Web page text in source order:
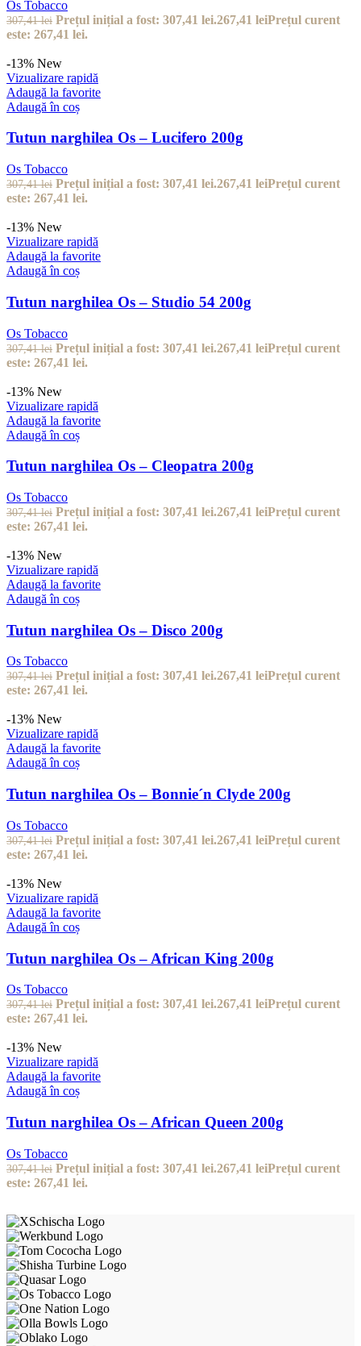
Os Tobacco
307,41lei Prețul inițial a fost: 307,41 lei.267,41 leiPrețul curent
este: 267,41 lei.
-13% New
Vizualizare rapidă
Adaugă la favorite
Adaugă în coș
Tutun narghilea Os – Lucifero 200g
Os Tobacco
307,41lei Prețul inițial a fost: 307,41 lei.267,41 leiPrețul curent
este: 267,41 lei.
-13% New
Vizualizare rapidă
Adaugă la favorite
Adaugă în coș
Tutun narghilea Os – Studio 54 200g
Os Tobacco
307,41lei Prețul inițial a fost: 307,41 lei.267,41 leiPrețul curent
este: 267,41 lei.
-13% New
Vizualizare rapidă
Adaugă la favorite
Adaugă în coș
Tutun narghilea Os – Cleopatra 200g
Os Tobacco
307,41lei Prețul inițial a fost: 307,41 lei.267,41 leiPrețul curent
este: 267,41 lei.
-13% New
Vizualizare rapidă
Adaugă la favorite
Adaugă în coș
Tutun narghilea Os – Disco 200g
Os Tobacco
307,41lei Prețul inițial a fost: 307,41 lei.267,41 leiPrețul curent
este: 267,41 lei.
-13% New
Vizualizare rapidă
Adaugă la favorite
Adaugă în coș
Tutun narghilea Os – Bonnie´n Clyde 200g
Os Tobacco
307,41lei Prețul inițial a fost: 307,41 lei.267,41 leiPrețul curent
este: 267,41 lei.
-13% New
Vizualizare rapidă
Adaugă la favorite
Adaugă în coș
Tutun narghilea Os – African King 200g
Os Tobacco
307,41lei Prețul inițial a fost: 307,41 lei.267,41 leiPrețul curent
este: 267,41 lei.
-13% New
Vizualizare rapidă
Adaugă la favorite
Adaugă în coș
Tutun narghilea Os – African Queen 200g
Os Tobacco
307,41lei Prețul inițial a fost: 307,41 lei.267,41 leiPrețul curent
este: 267,41 lei.